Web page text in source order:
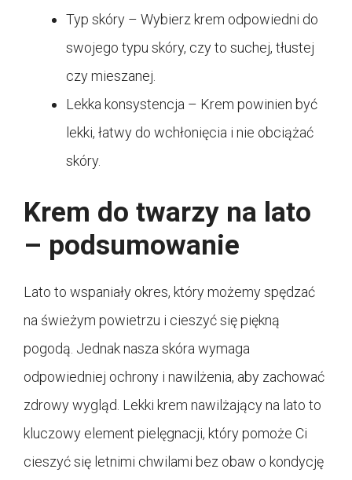
Typ skóry – Wybierz krem odpowiedni do
swojego typu skóry, czy to suchej, tłustej
czy mieszanej.
Lekka konsystencja – Krem powinien być
lekki, łatwy do wchłonięcia i nie obciążać
skóry.
Krem do twarzy na lato
– podsumowanie
Lato to wspaniały okres, który możemy spędzać
na świeżym powietrzu i cieszyć się piękną
pogodą. Jednak nasza skóra wymaga
odpowiedniej ochrony i nawilżenia, aby zachować
zdrowy wygląd. Lekki krem nawilżający na lato to
kluczowy element pielęgnacji, który pomoże Ci
cieszyć się letnimi chwilami bez obaw o kondycję